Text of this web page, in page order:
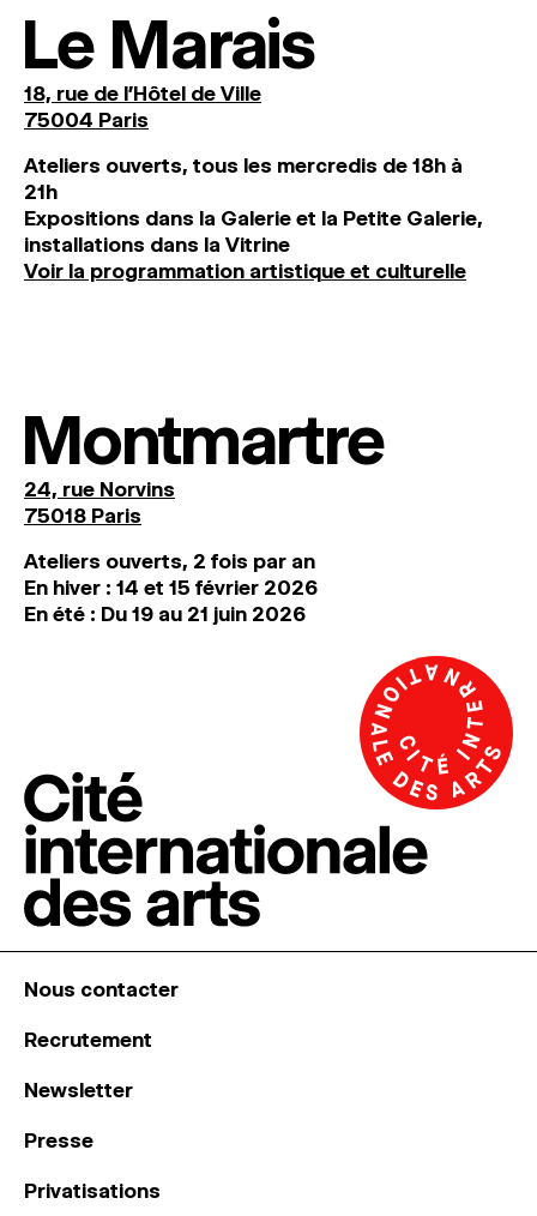
Le Marais
18, rue de l'Hôtel de Ville
75004 Paris
Ateliers ouverts, tous les mercredis de 18h à
21h
Expositions dans la Galerie et la Petite Galerie,
installations dans la Vitrine
Voir la programmation artistique et culturelle
Montmartre
24, rue Norvins
75018 Paris
Ateliers ouverts, 2 fois par an
En hiver : 14 et 15 février 2026
En été : Du 19 au 21 juin 2026
Nous contacter
Recrutement
Newsletter
Presse
Privatisations